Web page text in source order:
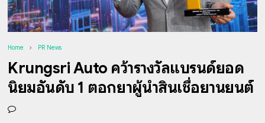
Home PR News
Krungsri Auto คว้ารางวัลแบรนด์ยอด
นิยมอันดับ 1 ตอกย้ำผู้นำสินเชื่อยานยนต์